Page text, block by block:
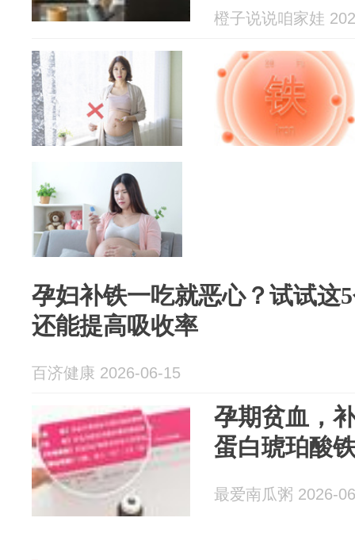
橙子说说咱家娃
孕妇补铁一吃就恶心？试试这
还能提高吸收率
百济健康 2026-06-15
孕期贫血，
蛋白琥珀酸
最爱南瓜粥 2026-